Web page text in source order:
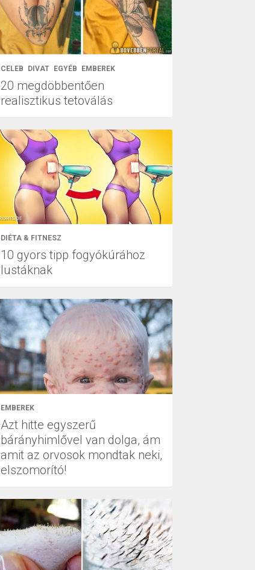
CELEB DIVAT EGYÉB EMBEREK
20 megdöbbentően
realisztikus tetoválás
DIÉTA & FITNESZ
10 gyors tipp fogyókúrához
lustáknak
EMBEREK
Azt hitte egyszerű
bárányhimlővel van dolga, ám
amit az orvosok mondtak neki,
elszomorító!